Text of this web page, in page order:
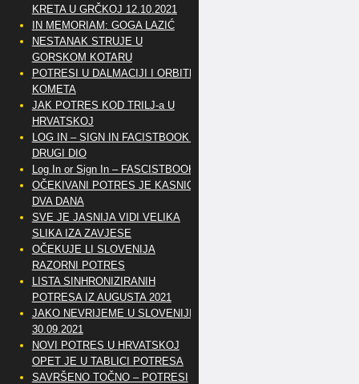
KRETA U GRČKOJ 12.10.2021
IN MEMORIAM: GOGA LAZIĆ
NESTANAK STRUJE U
GORSKOM KOTARU
POTRESI U DALMACIJI I ORBITE
KOMETA
JAK POTRES KOD TRILJ-a U
HRVATSKOJ
LOG IN – SIGN IN FACISTBOOK –
DRUGI DIO
Log In or Sign In – FASCISTBOOK
OČEKIVANI POTRES JE KASNIO
DVA DANA
SVE JE JASNIJA VIDI VELIKA
SLIKA IZA ZAVJESE
OČEKUJE LI SLOVENIJA
RAZORNI POTRES
LISTA SINHRONIZIRANIH
POTRESA IZ AUGUSTA 2021
JAKO NEVRIJEME U SLOVENIJI
30.09.2021
NOVI POTRES U HRVATSKOJ
OPET JE U TABLICI POTRESA
SAVRŠENO TOČNO – POTRESI